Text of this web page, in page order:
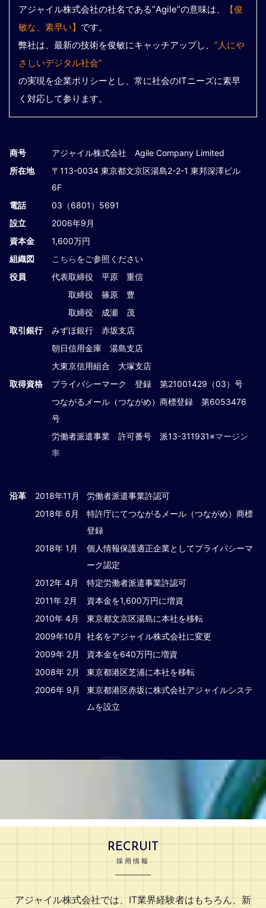
アジャイル株式会社の社名である”Agile”の意味は、
【俊
敏な、素早い】 です。
弊社は、最新の技術を俊敏にキャッチアップし、 ”人にや
さしいデジタル社会”
の実現を企業ポリシーとし、常に社会のITニーズに素早
く対応して参ります。
商号
アジャイル株式会社 Agile Company Limited
所在地
〒113-0034 東京都文京区湯島2-2-1 東邦深澤ビル
6F
電話
03（6801）5691
設立
2006年9月
資本金
1,600万円
組織図
こちらをご参照ください
役員
代表取締役 平原 重信
取締役 篠原 豊
取締役 成瀬 茂
取引銀行
みずほ銀行 赤坂支店
朝日信用金庫 湯島支店
大東京信用組合 大塚支店
取得資格
プライバシーマーク 登録 第21001429（03）号
つながるメール（つながめ）商標登録 第6053476
号
労働者派遣事業 許可番号 派13-311931※マージン
率
沿革 2018年11月
労働者派遣事業許認可
2018年 6月
特許庁にてつながるメール（つながめ）商標
登録
2018年 1月
個人情報保護適正企業としてプライバシーマ
ーク認定
2012年 4月
特定労働者派遣事業許認可
2011年 2月
資本金を1,600万円に増資
2010年 4月
東京都文京区湯島に本社を移転
2009年10月
社名をアジャイル株式会社に変更
2009年 2月
資本金を640万円に増資
2008年 2月
東京都港区芝浦に本社を移転
2006年 9月
東京都港区赤坂に株式会社アジャイルシステ
ムを設立
RECRUIT
採用情報
アジャイル株式会社では、IT業界経験者はもちろん、新